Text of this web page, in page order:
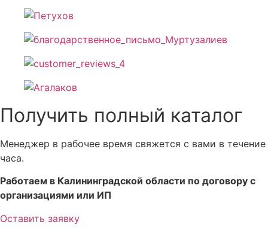
Получить полный каталог
Менеджер в рабочее время свяжется с вами в течение
часа.
Работаем в Калининградской области по договору с
организациями или ИП
Оставить заявку